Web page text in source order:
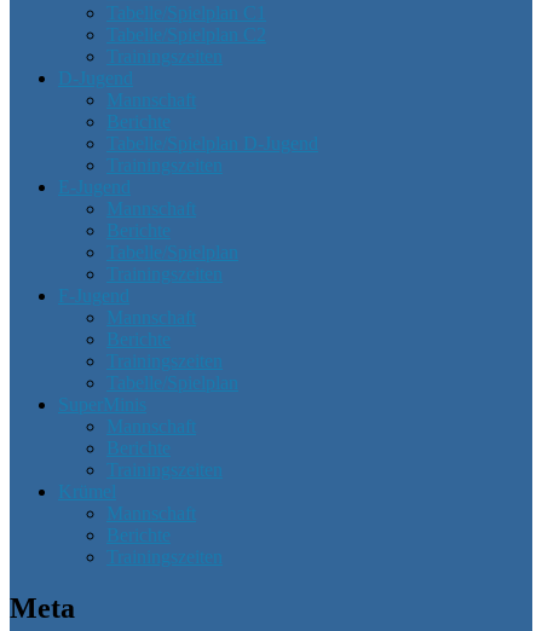
Tabelle/Spielplan C1
Tabelle/Spielplan C2
Trainingszeiten
D-Jugend
Mannschaft
Berichte
Tabelle/Spielplan D-Jugend
Trainingszeiten
E-Jugend
Mannschaft
Berichte
Tabelle/Spielplan
Trainingszeiten
F-Jugend
Mannschaft
Berichte
Trainingszeiten
Tabelle/Spielplan
SuperMinis
Mannschaft
Berichte
Trainingszeiten
Krümel
Mannschaft
Berichte
Trainingszeiten
Meta